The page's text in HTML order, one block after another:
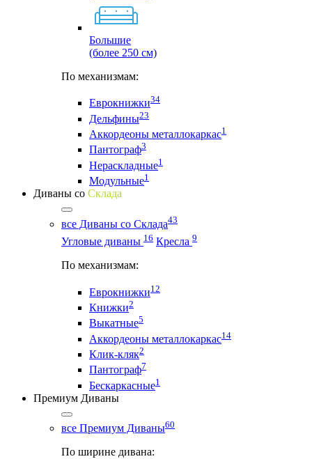
Большие
(более 250 см)
По механизмам:
Еврокнижки34
Дельфины23
Аккордеоны металлокаркас1
Пантограф3
Нераскладные1
Модульные1
Диваны со Склада
все Диваны со Склада43
Угловые диваны 16 Кресла 9
По механизмам:
Еврокнижки12
Книжки2
Выкатные5
Аккордеоны металлокаркас14
Клик-кляк2
Пантограф7
Бескаркасные1
Премиум Диваны
все Премиум Диваны60
По ширине дивана: